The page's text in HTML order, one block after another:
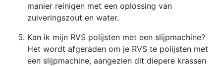
manier reinigen met een oplossing van
zuiveringszout en water.
Kan ik mijn RVS polijsten met een slijpmachine?
Het wordt afgeraden om je RVS te polijsten met
een slijpmachine, aangezien dit diepere krassen